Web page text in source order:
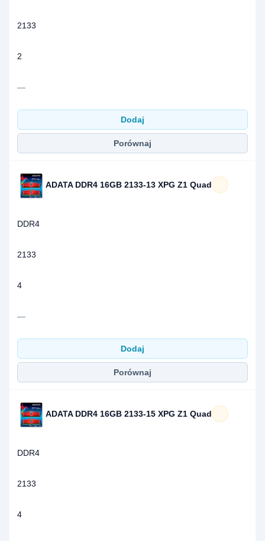
2133
2
—
Dodaj
Porównaj
ADATA DDR4 16GB 2133-13 XPG Z1 Quad
DDR4
2133
4
—
Dodaj
Porównaj
ADATA DDR4 16GB 2133-15 XPG Z1 Quad
DDR4
2133
4